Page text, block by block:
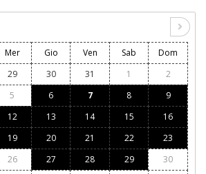
Mer Gio Ven Sab
Dom
29 30 31 1
2
5 6 7 8
9
12 13 14 15
16
19 20 21 22
23
26 27 28 29
30